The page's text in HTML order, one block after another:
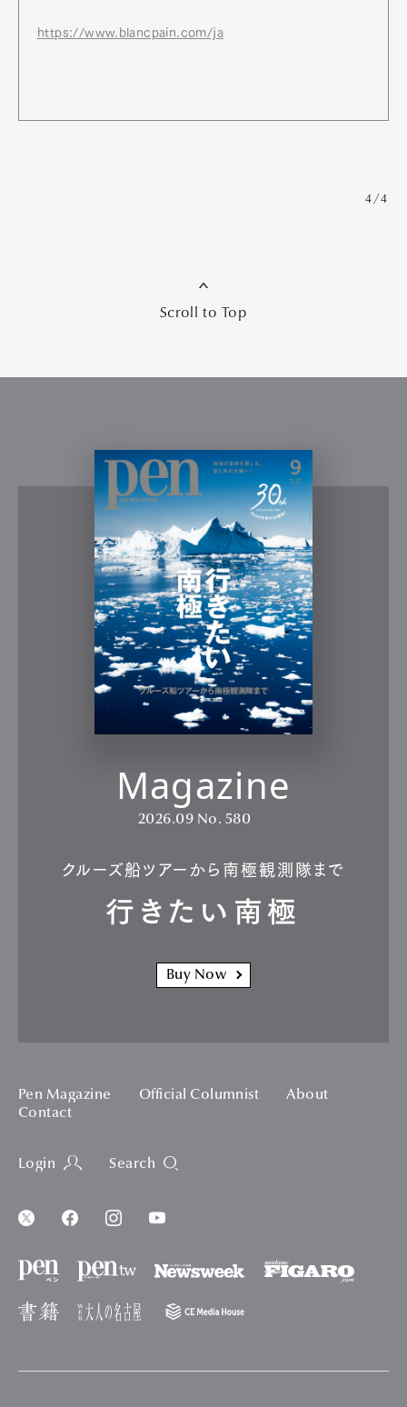
https://www.blancpain.com/ja
4/4
Scroll to Top
Magazine
2026.09 No. 580
クルーズ船ツアーから南極観測隊まで
行きたい南極
Buy Now
Pen Magazine Official Columnist
About
Contact
Login Search